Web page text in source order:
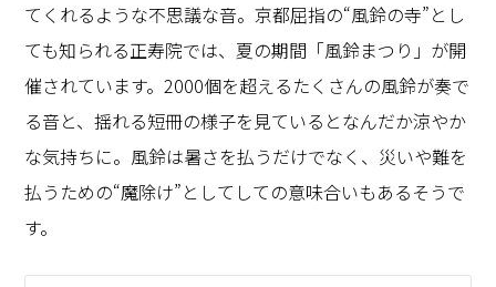
てくれるような不思議な音。京都屈指の“風鈴の寺”とし
ても知られる正寿院では、夏の期間「風鈴まつり」が開
催されています。2000個を超えるたくさんの風鈴が奏で
る音と、揺れる短冊の様子を見ているとなんだか涼やか
な気持ちに。風鈴は暑さを払うだけでなく、災いや難を
払うための“魔除け”としてしての意味合いもあるそうで
す。